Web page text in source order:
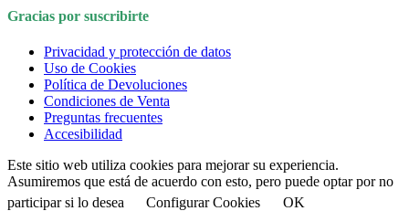
Gracias por suscribirte
Privacidad y protección de datos
Uso de Cookies
Política de Devoluciones
Condiciones de Venta
Preguntas frecuentes
Accesibilidad
Este sitio web utiliza cookies para mejorar su experiencia.
Asumiremos que está de acuerdo con esto, pero puede optar por no
participar si lo desea
Configurar Cookies OK